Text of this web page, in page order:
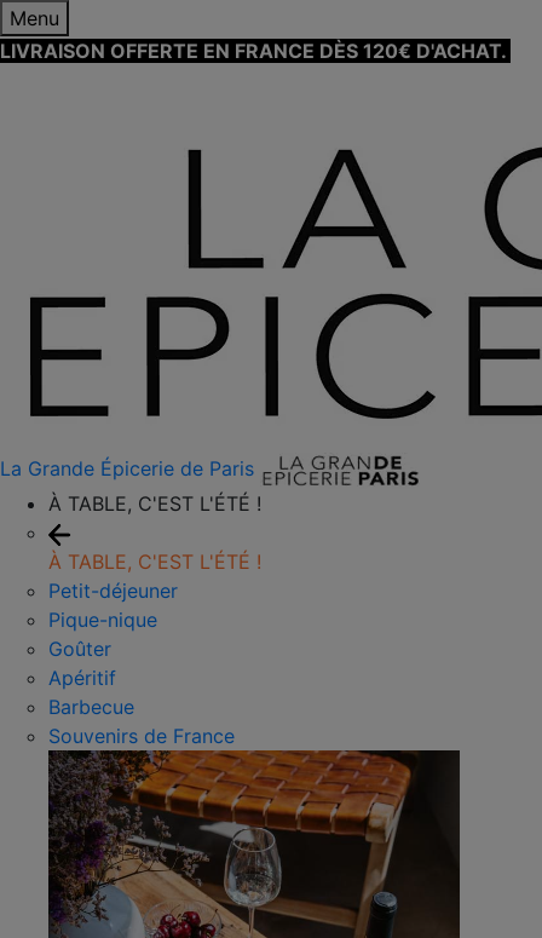
Menu
LIVRAISON OFFERTE EN FRANCE DÈS 120€ D'ACHAT.
La Grande Épicerie de Paris
À TABLE, C'EST L'ÉTÉ !
À TABLE, C'EST L'ÉTÉ !
Petit-déjeuner
Pique-nique
Goûter
Apéritif
Barbecue
Souvenirs de France